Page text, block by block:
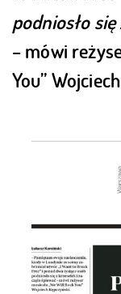
podniosło
– mówi
You”